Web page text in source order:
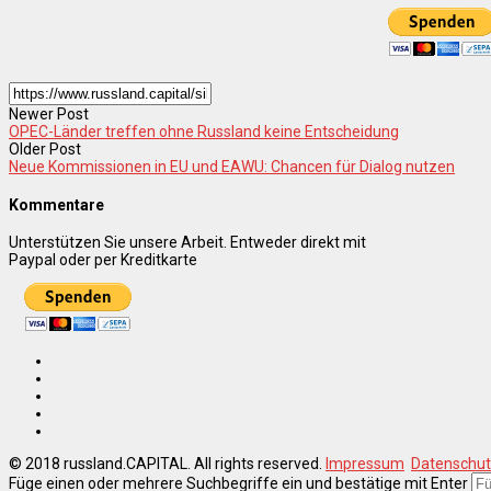
Newer Post
OPEC-Länder treffen ohne Russland keine Entscheidung
Older Post
Neue Kommissionen in EU und EAWU: Chancen für Dialog nutzen
Kommentare
Unterstützen Sie unsere Arbeit. Entweder direkt mit
Paypal oder per Kreditkarte
© 2018 russland.CAPITAL. All rights reserved. Impressum
Füge einen oder mehrere Suchbegriffe ein und bestätige mit Enter